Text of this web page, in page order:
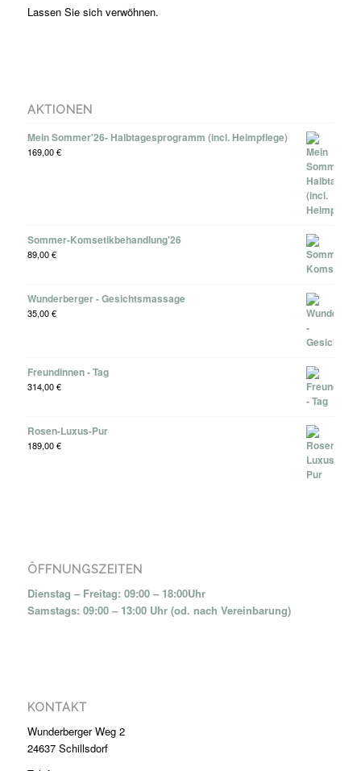
Lassen Sie sich verwöhnen.
AKTIONEN
Mein Sommer'26- Halbtagesprogramm (incl. Heimpflege)
169,00€
Sommer-Komsetikbehandlung'26
89,00€
Wunderberger - Gesichtsmassage
35,00€
Freundinnen - Tag
314,00€
Rosen-Luxus-Pur
189,00€
ÖFFNUNGSZEITEN
Dienstag – Freitag: 09:00 – 18:00Uhr
Samstags: 09:00 – 13:00 Uhr (od. nach Vereinbarung)
KONTAKT
Wunderberger Weg 2
24637 Schillsdorf